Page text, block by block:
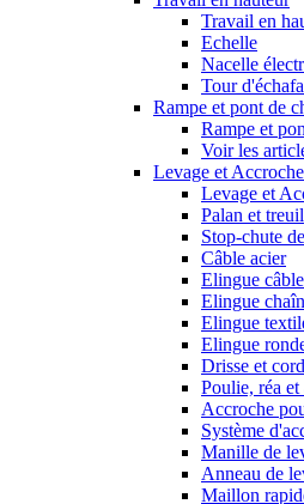
Travail en
Echelle
Nacelle
Tour
Rampe et pont de
Rampe et
Voir les
Levage et
Levage et
Palan et treuil
Stop-chute
Câble acier
Elingue
Elingue
Elingue
Elingue
Drisse et
Poulie, réa
Accroche
Système
Manille de
Anneau de
Maillon